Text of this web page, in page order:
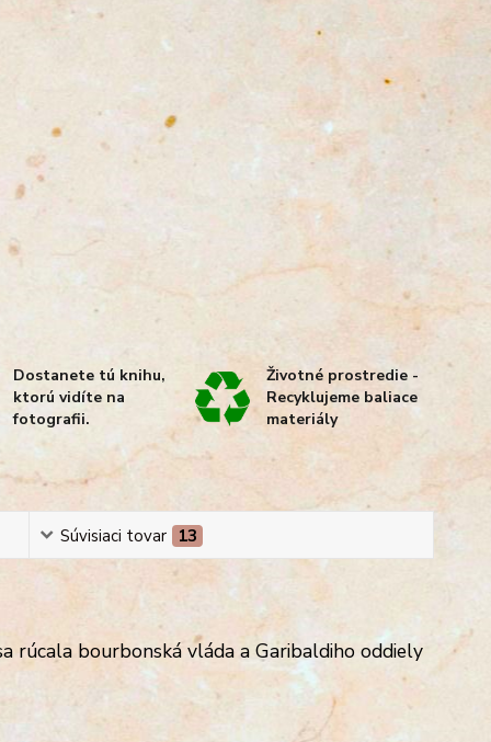
Dostanete tú knihu,
ktorú vidíte na
fotografii.
Životné prostredie -
Recyklujeme baliace
materiály
Súvisiaci tovar 13
rúcala bourbonská vláda a Garibaldiho oddiely